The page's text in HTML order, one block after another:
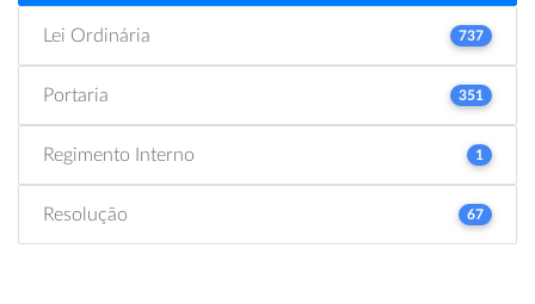
Lei Ordinária 737
Portaria 351
Regimento Interno 1
Resolução 67